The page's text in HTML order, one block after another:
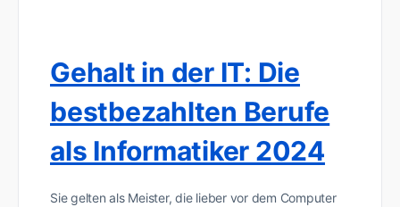
Gehalt in der IT: Die
bestbezahlten Berufe
als Informatiker 2024
Sie gelten als Meister, die lieber vor dem Computer